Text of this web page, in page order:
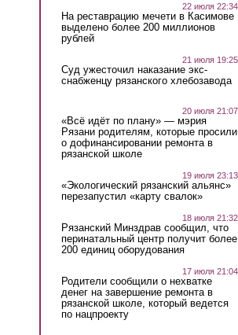
22 июля 22:34
На реставрацию мечети в Касимове
выделено более 200 миллионов
рублей
21 июля 19:25
Суд ужесточил наказание экс-
снабженцу рязанского хлебозавода
20 июля 21:07
«Всё идёт по плану» — мэрия
Рязани родителям, которые просили
о дофинансировании ремонта в
рязанской школе
19 июля 23:13
«Экологический рязанский альянс»
перезапустил «карту свалок»
18 июля 21:32
Рязанский Минздрав сообщил, что
перинатальный центр получит более
200 единиц оборудования
17 июля 21:04
Родители сообщили о нехватке
денег на завершение ремонта в
рязанской школе, который ведется
по нацпроекту